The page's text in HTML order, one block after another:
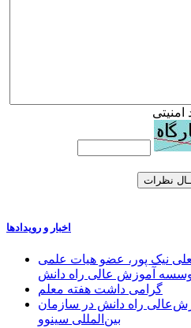
امنیتی
اخبار و رویدادها
نیک پور، عضو هیات علمی
آموزش عالی راه دانش
گرامی داشت هفته معلم
راه دانش در سازمان
بین‌المللی سینوو